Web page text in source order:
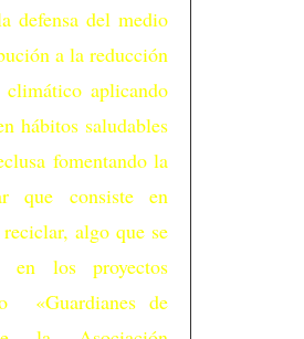
defensa del medio
a la reducción
aplicando
hábitos saludables
fomentando la
que consiste en
algo que se
en los proyectos
«Guardianes de